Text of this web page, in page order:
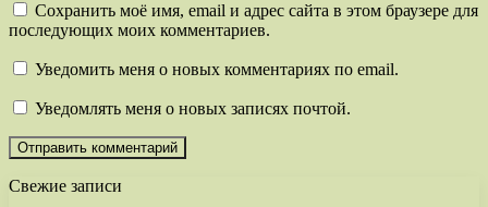
Сохранить моё имя, email и адрес сайта в этом браузере для
последующих моих комментариев.
Уведомить меня о новых комментариях по email.
Уведомлять меня о новых записях почтой.
Свежие записи